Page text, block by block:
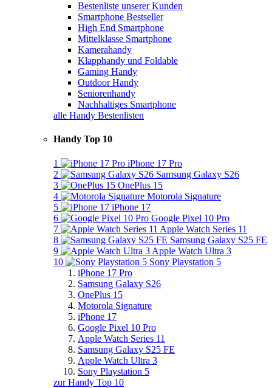
Bestenliste unserer Kunden
Smartphone Bestseller
High End Smartphone
Mittelklasse Smartphone
Kamerahandy
Klapphandy und Foldable
Gaming Handy
Outdoor Handy
Seniorenhandy
Nachhaltiges Smartphone
alle Handy Bestenlisten
Handy Top 10
1
iPhone 17 Pro
2
Samsung Galaxy S26
3
OnePlus 15
4
Motorola Signature
5
iPhone 17
6
Google Pixel 10 Pro
7
Apple Watch Series 11
8
Samsung Galaxy S25 FE
9
Apple Watch Ultra 3
10
Sony Playstation 5
iPhone 17 Pro
Samsung Galaxy S26
OnePlus 15
Motorola Signature
iPhone 17
Google Pixel 10 Pro
Apple Watch Series 11
Samsung Galaxy S25 FE
Apple Watch Ultra 3
Sony Playstation 5
zur Handy Top 10